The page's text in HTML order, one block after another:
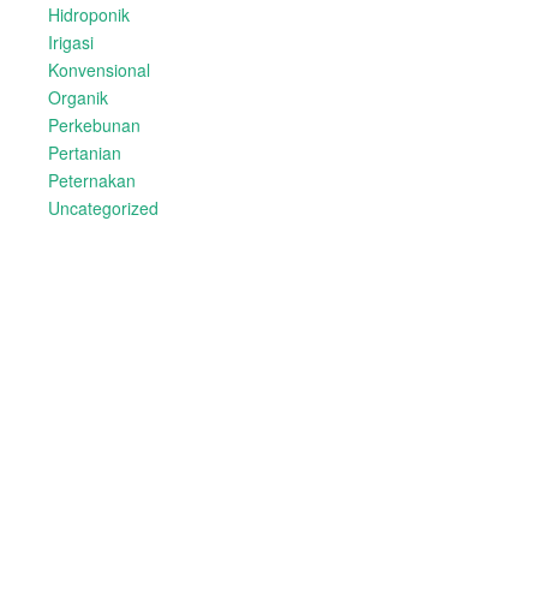
Hidroponik
Irigasi
Konvensional
Organik
Perkebunan
Pertanian
Peternakan
Uncategorized